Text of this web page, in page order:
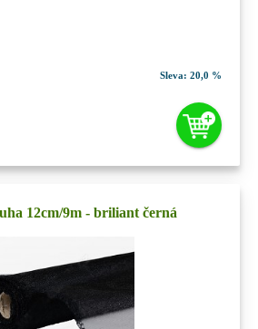
Sleva: 20,0 %
12cm/9m - briliant černá